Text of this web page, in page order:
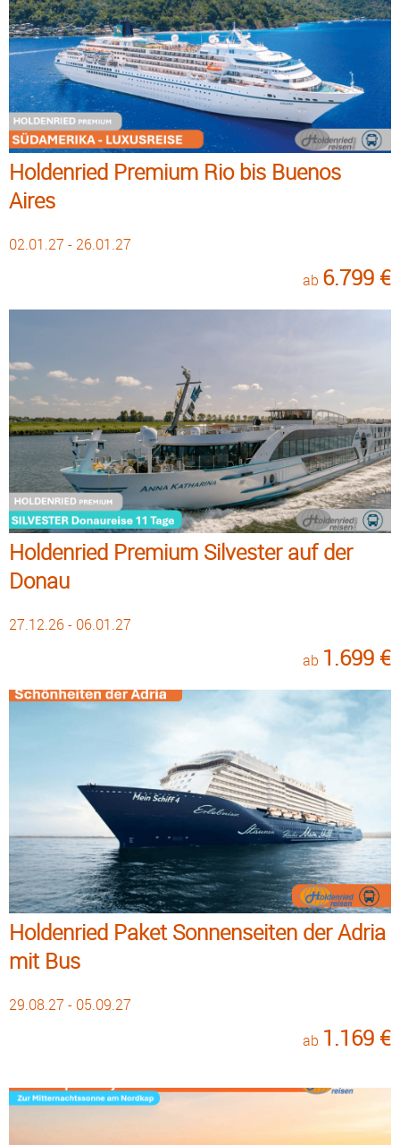
Holdenried Premium Rio bis Buenos
Aires
02.01.27 - 26.01.27
ab 6.799 €
Holdenried Premium Silvester auf der
Donau
27.12.26 - 06.01.27
ab 1.699 €
Holdenried Paket Sonnenseiten der Adria
mit Bus
29.08.27 - 05.09.27
ab 1.169 €